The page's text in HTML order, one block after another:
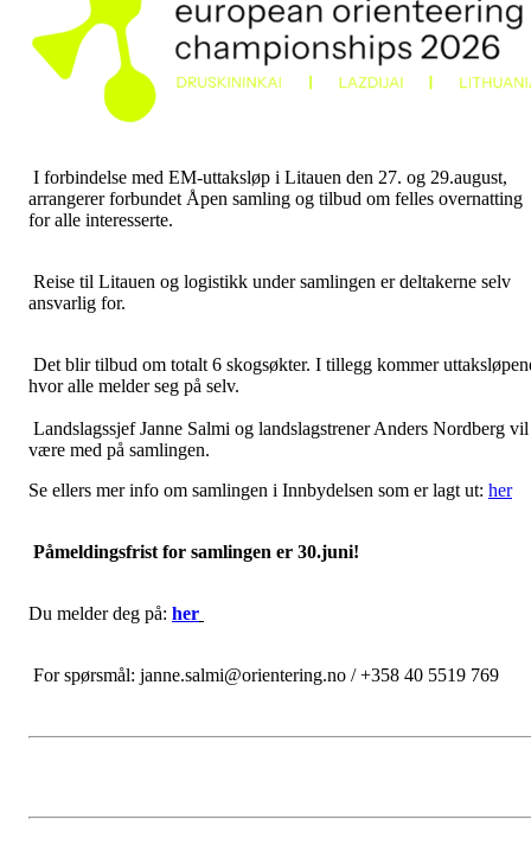
I forbindelse med EM-uttaksløp i Litauen den 27. og 29.august,
arrangerer forbundet Åpen samling og tilbud om felles overnatting
for alle interesserte.
Reise til Litauen og logistikk under samlingen er deltakerne selv
ansvarlig for.
Det blir tilbud om totalt 6 skogsøkter. I tillegg kommer
hvor alle melder seg på selv.
Landslagssjef Janne Salmi og landslagstrener Anders Nordberg vil
være med på samlingen.
Se ellers mer info om samlingen i Innbydelsen som er lagt ut: her
Påmeldingsfrist for samlingen er 30.juni!
Du melder deg på: her
For spørsmål: janne.salmi@orientering.no / +358 40 5519 769